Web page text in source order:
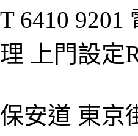
T 6410
理 上門設定
保安道 東京